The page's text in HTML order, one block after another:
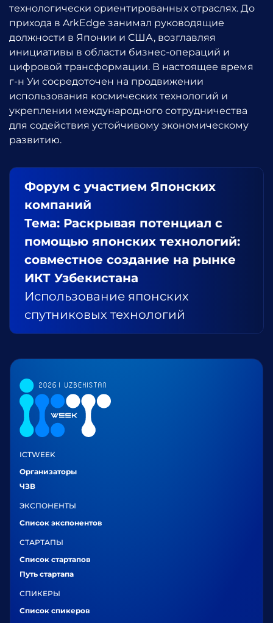
технологически ориентированных отраслях. До
прихода в ArkEdge занимал руководящие
должности в Японии и США, возглавляя
инициативы в области бизнес-операций и
цифровой трансформации. В настоящее время
г-н Уи сосредоточен на продвижении
использования космических технологий и
укреплении международного сотрудничества
для содействия устойчивому экономическому
развитию.
Форум с участием Японских
компаний
Тема: Раскрывая потенциал с
помощью японских технологий:
совместное создание на рынке
ИКТ Узбекистана
Использование японских
спутниковых технологий
ICTWEEK
Организаторы
ЧЗВ
ЭКСПОНЕНТЫ
Список экспонентов
СТАРТАПЫ
Список стартапов
Путь стартапа
СПИКЕРЫ
Список спикеров